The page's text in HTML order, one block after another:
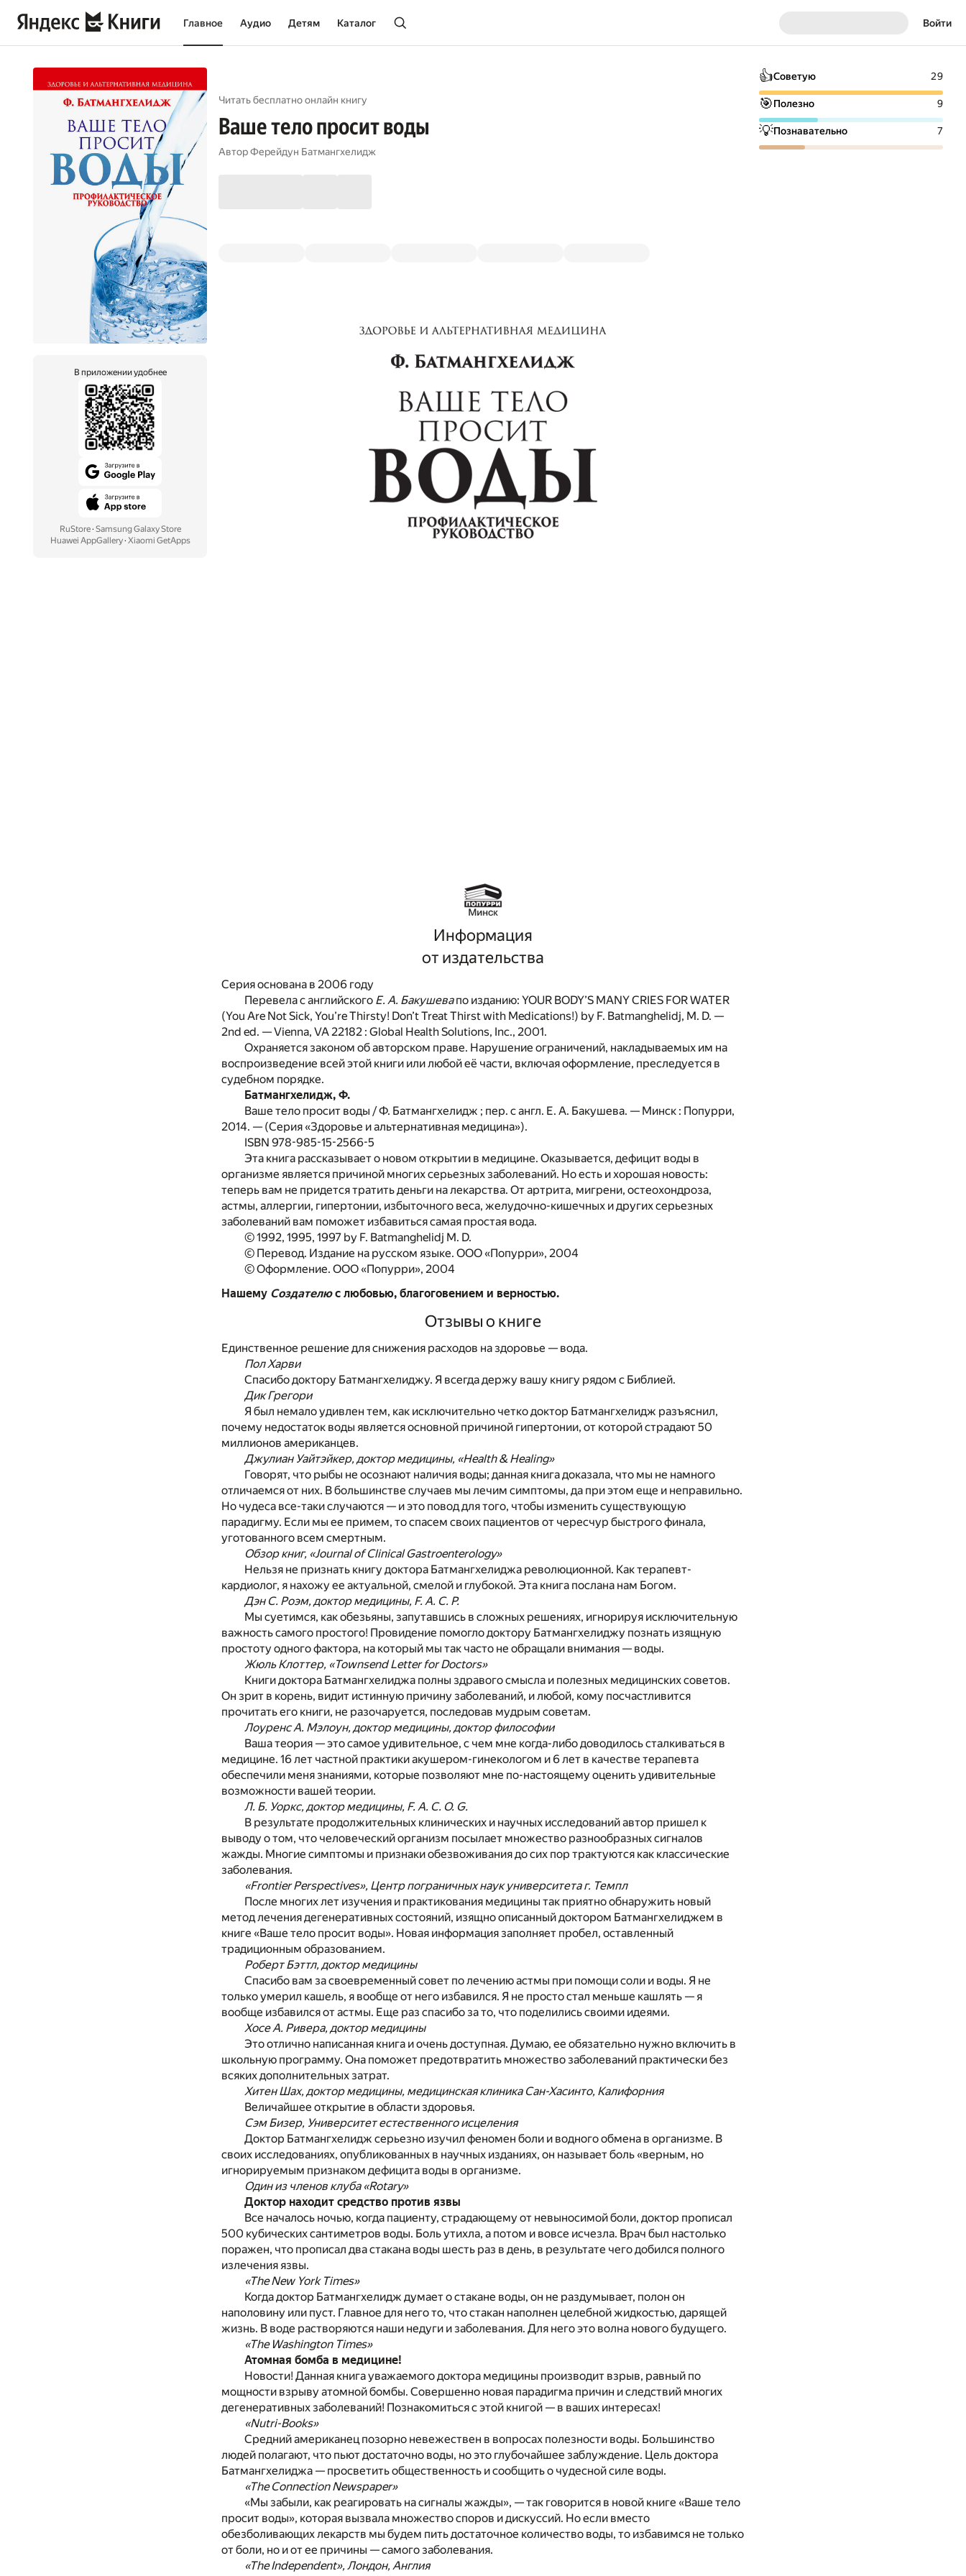
Главное Аудио Детям Каталог Войти
В приложении удобнее
RuStore· Samsung Galaxy Store
Huawei AppGallery· Xiaomi GetApps
Читать бесплатно онлайн книгу
Ваше тело просит воды
АвторФерейдун Батмангхелидж
Информация
от издательства
Серия основана в 2006 году
Перевела с английского Е. А. Бакушевапо изданию: YOUR BODY’S MANY CRIES FOR WATER
(You Are Not Sick, You’re Thirsty! Don’t Treat Thirst with Medications!) by F. Batmanghelidj, M. D. —
2nd ed. — Vienna, VA 22182 : Global Health Solutions, Inc., 2001.
Охраняется законом об авторском праве. Нарушение ограничений, накладываемых им на
воспроизведение всей этой книги или любой её части, включая оформление, преследуется в
судебном порядке.
Батмангхелидж, Ф.
Ваше тело просит воды / Ф. Батмангхелидж ; пер. с англ. Е. А. Бакушева. — Минск : Попурри,
2014. — (Серия «Здоровье и альтернативная медицина»).
ISBN 978-985-15-2566-5
Эта книга рассказывает о новом открытии в медицине. Оказывается, дефицит воды в
организме является причиной многих серьезных заболеваний. Но есть и хорошая новость:
теперь вам не придется тратить деньги на лекарства. От артрита, мигрени, остеохондроза,
астмы, аллергии, гипертонии, избыточного веса, желудочно-кишечных и других серьезных
заболеваний вам поможет избавиться самая простая вода.
© 1992, 1995, 1997 by F. Batmanghelidj М. D.
© Перевод. Издание на русском языке. ООО «Попурри», 2004
© Оформление. ООО «Попурри», 2004
Нашему Создателюс любовью, благоговением и верностью.
Отзывы о книге
Единственное решение для снижения расходов на здоровье — вода.
Пол Харви
Спасибо доктору Батмангхелиджу. Я всегда держу вашу книгу рядом с Библией.
Дик Грегори
Я был немало удивлен тем, как исключительно четко доктор Батмангхелидж разъяснил,
почему недостаток воды является основной причиной гипертонии, от которой страдают 50
миллионов американцев.
Джулиан Уайтэйкер, доктор медицины, «Health & Healing»
Говорят, что рыбы не осознают наличия воды; данная книга доказала, что мы не намного
отличаемся от них. В большинстве случаев мы лечим симптомы, да при этом еще и неправильно.
Но чудеса все-таки случаются — и это повод для того, чтобы изменить существующую
парадигму. Если мы ее примем, то спасем своих пациентов от чересчур быстрого финала,
уготованного всем смертным.
Обзор книг, «Journal of Clinical Gastroenterology»
Нельзя не признать книгу доктора Батмангхелиджа революционной. Как терапевт-
кардиолог, я нахожу ее актуальной, смелой и глубокой. Эта книга послана нам Богом.
Дэн С. Роэм, доктор медицины, F. A. C. P.
Мы суетимся, как обезьяны, запутавшись в сложных решениях, игнорируя исключительную
важность самого простого! Провидение помогло доктору Батмангхелиджу познать изящную
простоту одного фактора, на который мы так часто не обращали внимания — воды.
Жюль Клоттер, «Townsend Letter for Doctors»
Книги доктора Батмангхелиджа полны здравого смысла и полезных медицинских советов.
Он зрит в корень, видит истинную причину заболеваний, и любой, кому посчастливится
прочитать его книги, не разочаруется, последовав мудрым советам.
Лоуренс А. Мэлоун, доктор медицины, доктор философии
Ваша теория — это самое удивительное, с чем мне когда-либо доводилось сталкиваться в
медицине. 16 лет частной практики акушером-гинекологом и 6 лет в качестве терапевта
обеспечили меня знаниями, которые позволяют мне по-настоящему оценить удивительные
возможности вашей теории.
Л. Б. Уоркс, доктор медицины, F. A. C. O. G.
В результате продолжительных клинических и научных исследований автор пришел к
выводу о том, что человеческий организм посылает множество разнообразных сигналов
жажды. Многие симптомы и признаки обезвоживания до сих пор трактуются как классические
заболевания.
«Frontier Perspectives», Центр пограничных наук университета г. Темпл
После многих лет изучения и практикования медицины так приятно обнаружить новый
метод лечения дегенеративных состояний, изящно описанный доктором Батмангхелиджем в
книге «Ваше тело просит воды». Новая информация заполняет пробел, оставленный
традиционным образованием.
Роберт Бэттл, доктор медицины
Спасибо вам за своевременный совет по лечению астмы при помощи соли и воды. Я не
только умерил кашель, я вообще от него избавился. Я не просто стал меньше кашлять — я
вообще избавился от астмы. Еще раз спасибо за то, что поделились своими идеями.
Хосе А. Ривера, доктор медицины
Это отлично написанная книга и очень доступная. Думаю, ее обязательно нужно включить в
школьную программу. Она поможет предотвратить множество заболеваний практически без
всяких дополнительных затрат.
Хитен Шах, доктор медицины, медицинская клиника Сан-Хасинто, Калифорния
Величайшее открытие в области здоровья.
Сэм Бизер, Университет естественного исцеления
Доктор Батмангхелидж серьезно изучил феномен боли и водного обмена в организме. В
своих исследованиях, опубликованных в научных изданиях, он называет боль «верным, но
игнорируемым признаком дефицита воды в организме.
Один из членов клуба «Rotary»
Доктор находит средство против язвы
Все началось ночью, когда пациенту, страдающему от невыносимой боли, доктор прописал
500 кубических сантиметров воды. Боль утихла, а потом и вовсе исчезла. Врач был настолько
поражен, что прописал два стакана воды шесть раз в день, в результате чего добился полного
излечения язвы.
«The New York Times»
Когда доктор Батмангхелидж думает о стакане воды, он не раздумывает, полон он
наполовину или пуст. Главное для него то, что стакан наполнен целебной жидкостью, дарящей
жизнь. В воде растворяются наши недуги и заболевания. Для него это волна нового будущего.
«The Washington Times»
Атомная бомба в медицине!
Новости! Данная книга уважаемого доктора медицины производит взрыв, равный по
мощности взрыву атомной бомбы. Совершенно новая парадигма причин и следствий многих
дегенеративных заболеваний! Познакомиться с этой книгой — в ваших интересах!
«Nutri-Books»
Средний американец позорно невежествен в вопросах полезности воды. Большинство
людей полагают, что пьют достаточно воды, но это глубочайшее заблуждение. Цель доктора
Батмангхелиджа — просветить общественность и сообщить о чудесной силе воды.
«The Connection Newspaper»
«Мы забыли, как реагировать на сигналы жажды», — так говорится в новой книге «Ваше тело
просит воды», которая вызвала множество споров и дискуссий. Но если вместо
обезболивающих лекарств мы будем пить достаточное количество воды, то избавимся не только
от боли, но и от ее причины — самого заболевания.
«The Independent», Лондон, Англия
👍Советую 29
🎯Полезно 9
💡Познавательно 7